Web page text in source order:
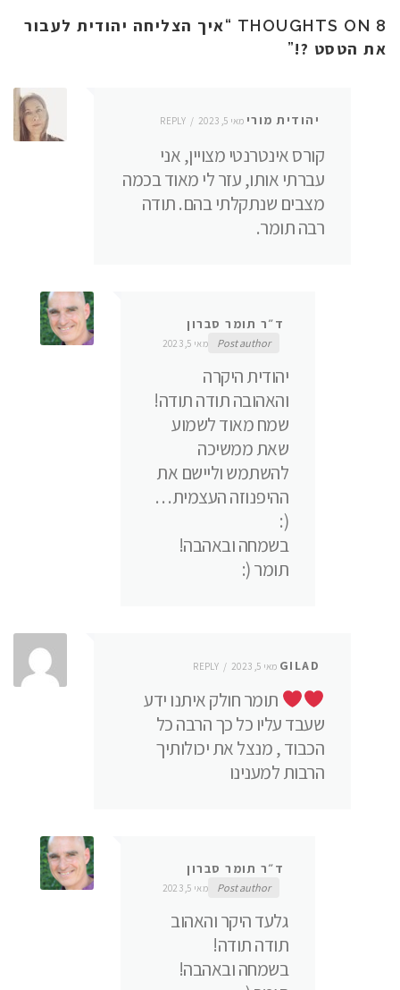
8 THOUGHTS ON “
איך הצליחה יהודית לעבור
את הטסט ?!”
יהודית מורי מאי 5, 2023 REPLY
קורס אינטרנטי מצויין, אני
עברתי אותו, עזר לי מאוד בכמה
מצבים שנתקלתי בהם. תודה
רבה תומר.
ד״ר תומר סברון
Post author מאי 5, 2023
יהודית היקרה
והאהובה תודה תודה!
שמח מאוד לשמוע
שאת ממשיכה
להשתמש וליישם את
ההיפנוזה העצמית…
(:
בשמחה ובאהבה!
תומר (:
GILAD מאי 5, 2023 REPLY
תומר חולק איתנו ידע
שעבד עליו כל כך הרבה כל
הכבוד , מנצל את יכולותיך
הרבות למענינו
ד״ר תומר סברון
Post author מאי 5, 2023
גלעד היקר והאהוב
תודה תודה!
בשמחה ובאהבה!